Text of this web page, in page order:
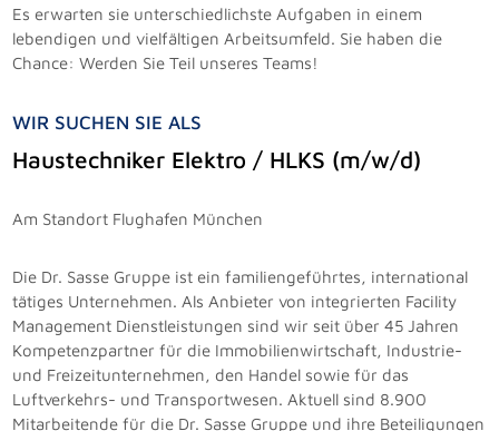
Es erwarten sie unterschiedlichste Aufgaben in einem
lebendigen und vielfältigen Arbeitsumfeld. Sie haben die
Chance: Werden Sie Teil unseres Teams!
WIR SUCHEN SIE ALS
Haustechniker Elektro / HLKS (m/w/d)
Am Standort Flughafen München
Die Dr. Sasse Gruppe ist ein familiengeführtes, international
tätiges Unternehmen. Als Anbieter von integrierten Facility
Management Dienstleistungen sind wir seit über 45 Jahren
Kompetenzpartner für die Immobilienwirtschaft, Industrie-
und Freizeitunternehmen, den Handel sowie für das
Luftverkehrs- und Transportwesen. Aktuell sind 8.900
Mitarbeitende für die Dr. Sasse Gruppe und ihre Beteiligungen